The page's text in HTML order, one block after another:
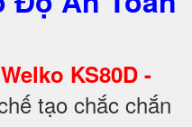
KS80D -
tạo chắc chắn